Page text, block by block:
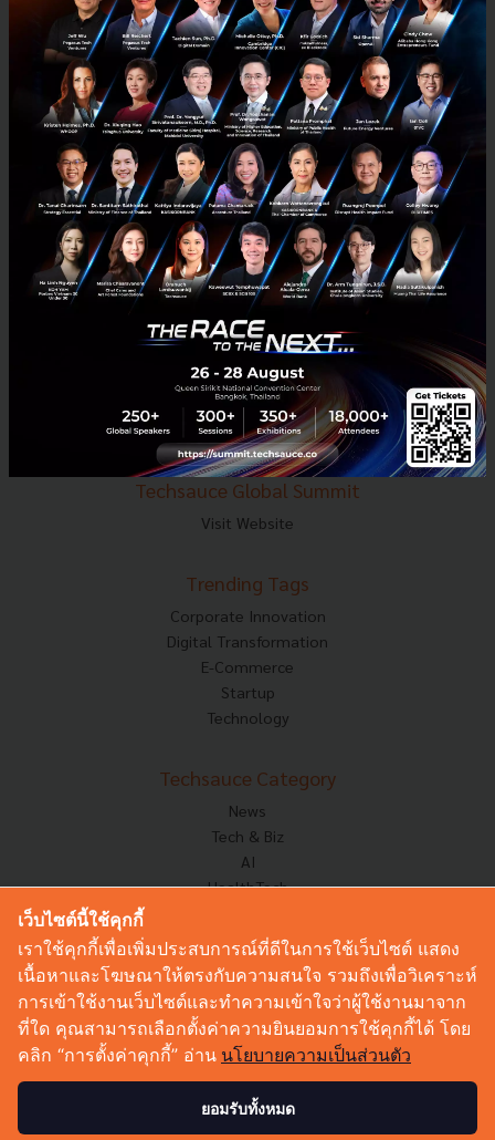
E-mail :contact@techsauce.co
Tel : 02-001-5375
Mobile : 06-4658-9500
Techsauce Media
About Techsauce
Techsauce Services
Privacy Policy
ส่งบทความ
Techsauce Global Summit
Visit Website
Trending Tags
Corporate Innovation
Digital Transformation
E-Commerce
Startup
Technology
Techsauce Category
News
Tech & Biz
AI
HealthTech
Corp Innov
Saucy Thoughts
Sustainable
Videos
Podcast
เว็บไซต์นี้ใช้คุกกี้
เราใช้คุกกี้เพื่อเพิ่มประสบการณ์ที่ดีในการใช้เว็บไซต์ แสดง
เนื้อหาและโฆษณาให้ตรงกับความสนใจ รวมถึงเพื่อวิเคราะห์
การเข้าใช้งานเว็บไซต์และทำความเข้าใจว่าผู้ใช้งานมาจาก
ที่ใด คุณสามารถเลือกตั้งค่าความยินยอมการใช้คุกกี้ได้ โดย
คลิก “การตั้งค่าคุกกี้” อ่าน นโยบายความเป็นส่วนตัว
ยอมรับทั้งหมด